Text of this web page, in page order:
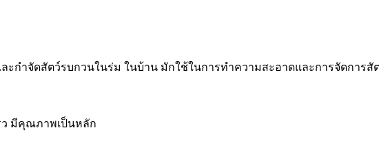
ะกำจัดสัตว์รบกวนในร่ม ในบ้าน มักใช้ในการทำความสะอาดและการจัดการสั
ว มีคุณภาพเป็นหลัก